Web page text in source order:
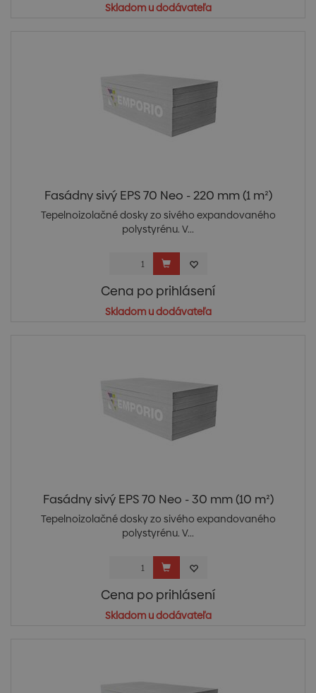
Skladom u dodávateľa
Fasádny sivý EPS 70 Neo - 220 mm (1 m²)
Tepelnoizolačné dosky zo sivého expandovaného
polystyrénu. V...
Cena po prihlásení
Skladom u dodávateľa
Fasádny sivý EPS 70 Neo - 30 mm (10 m²)
Tepelnoizolačné dosky zo sivého expandovaného
polystyrénu. V...
Cena po prihlásení
Skladom u dodávateľa